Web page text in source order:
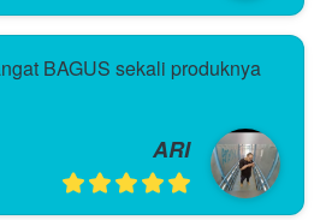
BAGUS sekali produknya
ARI